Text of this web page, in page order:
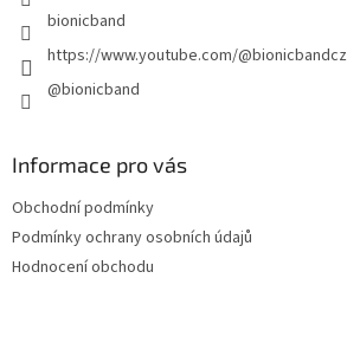
bionicband
https://www.youtube.com/@bionicbandcz
@bionicband
Informace pro vás
Obchodní podmínky
Podmínky ochrany osobních údajů
Hodnocení obchodu